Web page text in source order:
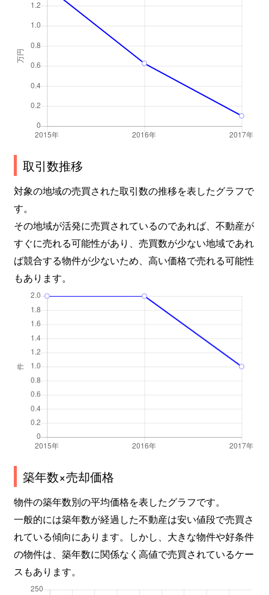
取引数推移
対象の地域の売買された取引数の推移を表したグラフで
す。
その地域が活発に売買されているのであれば、不動産が
すぐに売れる可能性があり、売買数が少ない地域であれ
ば競合する物件が少ないため、高い価格で売れる可能性
もあります。
築年数×売却価格
物件の築年数別の平均価格を表したグラフです。
一般的には築年数が経過した不動産は安い値段で売買さ
れている傾向にあります。しかし、大きな物件や好条件
の物件は、築年数に関係なく高値で売買されているケー
スもあります。